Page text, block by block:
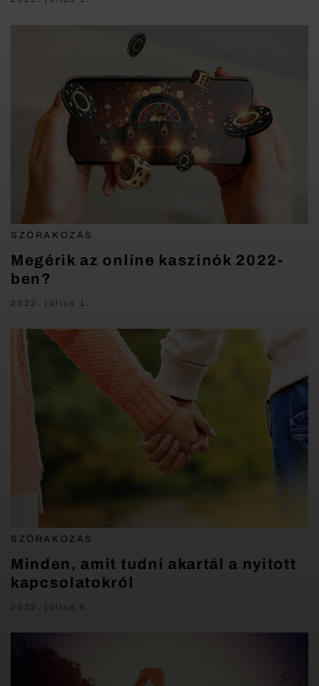
SZÓRAKOZÁS
Megérik az online kaszinók 2022-
ben?
2022. július 1.
SZÓRAKOZÁS
Minden, amit tudni akartál a nyitott
kapcsolatokról
2022. július 6.